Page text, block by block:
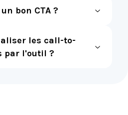
bon CTA ?
les call-to-
par l'outil ?